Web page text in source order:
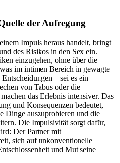
der Aufregung
Impuls heraus handelt, bringt
des Risikos in den Sex ein.
einzugehen, ohne über die
im intimen Bereich in gewagte
– sei es ein
von Tabus oder die
das Erlebnis intensiver. Das
und Konsequenzen bedeutet,
Dinge auszuprobieren und die
Die Impulsivität sorgt dafür,
Der Partner mit
sich auf unkonventionelle
und Mut seine